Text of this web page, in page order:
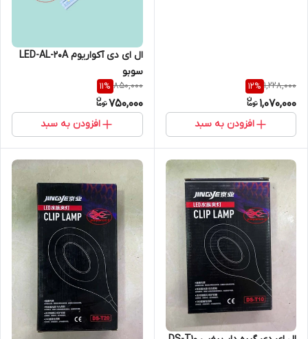
1,228,000
12%
1,070,000
افزودن به سبد
ال ای دی آکواریوم LED-AL-20A
سوبو
850,000
11%
750,000
افزودن به سبد